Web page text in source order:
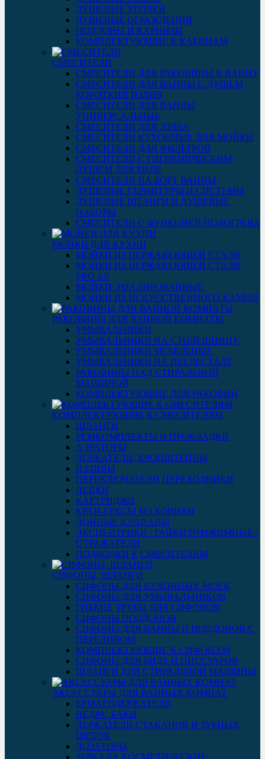
ДУШЕВЫЕ УГОЛКИ
ДУШЕВЫЕ ОГРАЖДЕНИЯ
ПОДДОНЫ И КАРНИЗЫ
КОМПЛЕКТУЮЩИЕ К КАБИНАМ
СМЕСИТЕЛИ
СМЕСИТЕЛИ ДЛЯ РАКОВИНЫ В ВАННУ
СМЕСИТЕЛИ ДЛЯ ВАННЫ С ДУШЕМ
КОРОТКИЙ ИЗЛИВ
СМЕСИТЕЛИ ДЛЯ ВАННЫ
УНИВЕРСАЛЬНЫЕ
СМЕСИТЕЛИ ДЛЯ ДУША
СМЕСИТЕЛИ КУХОННЫЕ ДЛЯ МОЙКИ
СМЕСИТЕЛИ ДЛЯ ФИЛЬТРОВ
СМЕСИТЕЛИ С ГИГИЕНИЧЕСКИМ
ДУШЕМ ДЛЯ БИДЕ
СМЕСИТЕЛИ НА БОРТ ВАННЫ
ДУШЕВЫЕ ГАРНИТУРЫ И СИСТЕМЫ
ДУШЕВЫЕ ШТАНГИ И ДУШЕВЫЕ
НАБОРЫ
СМЕСИТЕЛИ С ФУНКЦИЕЙ ПОДОГРЕВА
МОЙКИ ДЛЯ КУХНИ
МОЙКИ ИЗ НЕРЖАВЕЮЩЕЙ СТАЛИ
МОЙКИ ИЗ НЕРЖАВЕЮЩЕЙ СТАЛИ
PRO 3.0
МОЙКИ ЭМАЛИРОВАННЫЕ
МОЙКИ ИЗ ИСКУССТВЕННОГО КАМНЯ
РАКОВИНЫ ДЛЯ ВАННОЙ КОМНАТЫ
УМЫВАЛЬНИКИ
УМЫВАЛЬНИКИ НА СТОЛЕШНИЦУ
УМЫВАЛЬНИКИ МЕБЕЛЬНЫЕ
УМЫВАЛЬНИКИ НА ПЬЕДЕСТАЛЕ
РАКОВИНЫ НАД СТИРАЛЬНОЙ
МАШИНОЙ
КОМПЛЕКТУЮЩИЕ ДЛЯ РАКОВИН
КОМПЛЕКТУЮЩИЕ К СМЕСИТЕЛЯМ
ШЛАНГИ
РЕМКОМПЛЕКТЫ И ПРОКЛАДКИ
АЭРАТОРЫ
ДЕРЖАТЕЛИ, КРОНШТЕЙНЫ
ИЗЛИВЫ
ПЕРЕКЛЮЧАТЕЛИ ПЕРЕХОДНИКИ
ЛЕЙКИ
КАРТРИДЖИ
КРАН-БУКСЫ МАХОВИКИ
ДОННЫЕ КЛАПАНЫ
ЭКСЦЕНТРИКИ / ГАЙКИ ПРИЖИМНЫЕ /
ОТРАЖАТЕЛИ
ПОДВОДКИ К СМЕСИТЕЛЯМ
СИФОНЫ, ШЛАНГИ
СИФОНЫ ДЛЯ КУХОННЫХ МОЕК
СИФОНЫ ДЛЯ УМЫВАЛЬНИКОВ
ГИБКИЕ ТРУБЫ ДЛЯ СИФОНОВ
СИФОНЫ ПОДДОНОВ
СИФОНЫ ДЛЯ ВАННЫ И ПОДДОНОВ С
ПЕРЕЛИВОМ
КОМПЛЕКТУЮЩИЕ К СИФОНАМ
СИФОНЫ ДЛЯ БИДЕ И ПИССУАРОВ
ШЛАНГИ ДЛЯ СТИРАЛЬНОЙ МАШИНЫ
АКСЕССУАРЫ ДЛЯ ВАННЫХ КОМНАТ
БУМАГОДЕРЖАТЕЛИ
ВЕДРА, БАКИ
ДЕРЖАТЕЛИ СТАКАНОВ И ЗУБНЫХ
ЩЕТОК
ДОЗАТОРЫ
ЗЕРКАЛА КОСМЕТИЧЕСКИЕ